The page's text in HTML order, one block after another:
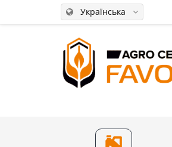
Українська